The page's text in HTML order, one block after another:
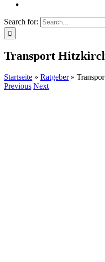
Search for:
Transport
Startseite » Ratgeber»
Previous Next